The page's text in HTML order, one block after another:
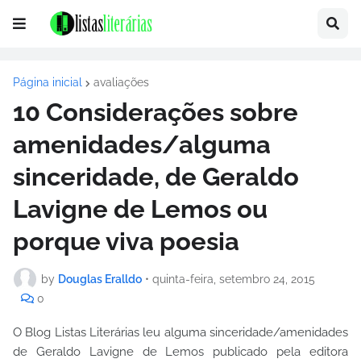
Página inicial avaliações
10 Considerações sobre
amenidades/alguma
sinceridade, de Geraldo
Lavigne de Lemos ou
porque viva poesia
by Douglas Eralldo • quinta-feira, setembro 24, 2015
0
O Blog Listas Literárias leu alguma sinceridade/amenidades
de Geraldo Lavigne de Lemos publicado pela editora